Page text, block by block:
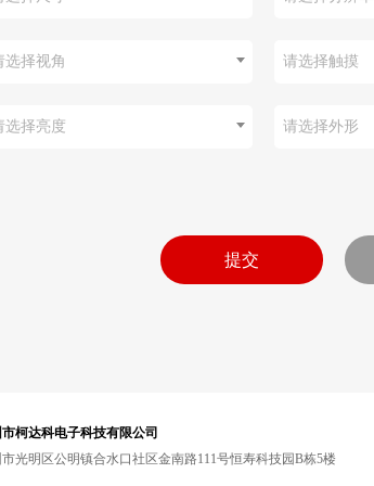
选择视角 请选择触摸
选择亮度 请选择外形
柯达科电子科技有限公司
光明区公明镇合水口社区金南路111号恒寿科技园B栋5楼